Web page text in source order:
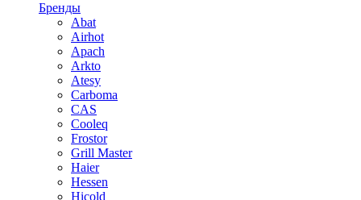
Бренды
Abat
Airhot
Apach
Arkto
Atesy
Carboma
CAS
Cooleq
Frostor
Grill Master
Haier
Hessen
Hicold